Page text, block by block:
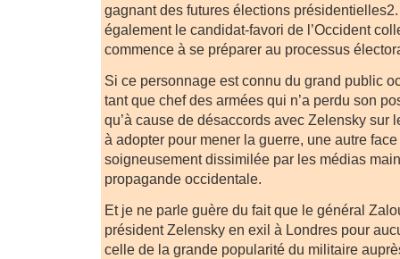
gagnant des futures élections
également le candidat-favori de l’Occident
commence à se préparer au processus
Si ce personnage est connu du grand public
tant que chef des armées qui n’a perdu son
qu’à cause de désaccords avec Zelensky sur
à adopter pour mener la guerre, une autre
soigneusement dissimilée par les médias
propagande occidentale.
Et je ne parle guère du fait que le général
président Zelensky en exil à Londres pour
celle de la grande popularité du militaire